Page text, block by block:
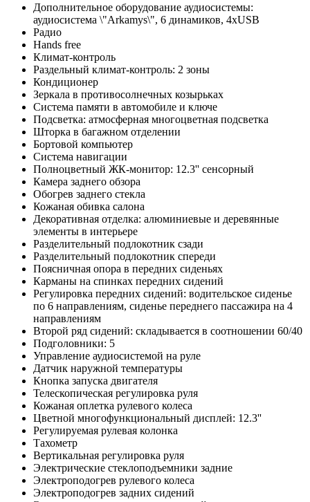
Дополнительное оборудование аудиосистемы:
аудиосистема \"Arkamys\", 6 динамиков, 4xUSB
Радио
Hands free
Климат-контроль
Раздельный климат-контроль: 2 зоны
Кондиционер
Зеркала в противосолнечных козырьках
Система памяти в автомобиле и ключе
Подсветка: атмосферная многоцветная подсветка
Шторка в багажном отделении
Бортовой компьютер
Система навигации
Полноцветный ЖК-монитор: 12.3'' сенсорный
Камера заднего обзора
Обогрев заднего стекла
Кожаная обивка салона
Декоративная отделка: алюминиевые и деревянные
элементы в интерьере
Разделительный подлокотник сзади
Разделительный подлокотник спереди
Поясничная опора в передних сиденьях
Карманы на спинках передних сидений
Регулировка передних сидений: водительское сиденье
по 6 направлениям, сиденье переднего пассажира на 4
направлениям
Второй ряд сидений: складывается в соотношении 60/40
Подголовники: 5
Управление аудиосистемой на руле
Датчик наружной температуры
Кнопка запуска двигателя
Телескопическая регулировка руля
Кожаная оплетка рулевого колеса
Цветной многофункциональный дисплей: 12.3''
Регулируемая рулевая колонка
Тахометр
Вертикальная регулировка руля
Электрические стеклоподъемники задние
Электроподогрев рулевого колеса
Электроподогрев задних сидений